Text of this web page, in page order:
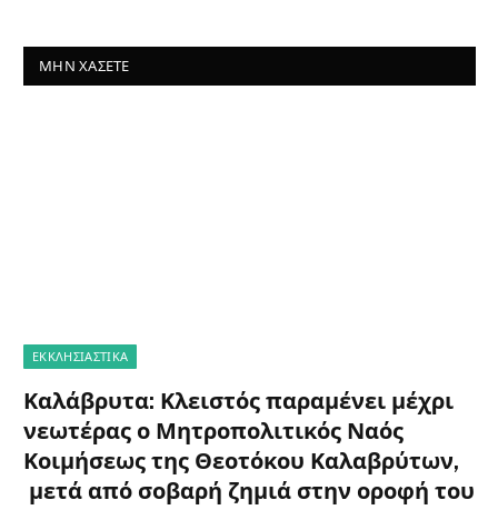
ΜΗΝ ΧΆΣΕΤΕ
ΕΚΚΛΗΣΙΑΣΤΙΚΑ
Καλάβρυτα: Κλειστός παραμένει μέχρι
νεωτέρας ο Μητροπολιτικός Ναός
Κοιμήσεως της Θεοτόκου Καλαβρύτων,
μετά από σοβαρή ζημιά στην οροφή του